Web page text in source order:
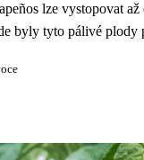
lze vystopovat až
byly tyto pálivé plody